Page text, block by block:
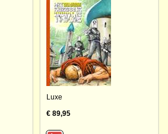
Luxe
€ 89,95